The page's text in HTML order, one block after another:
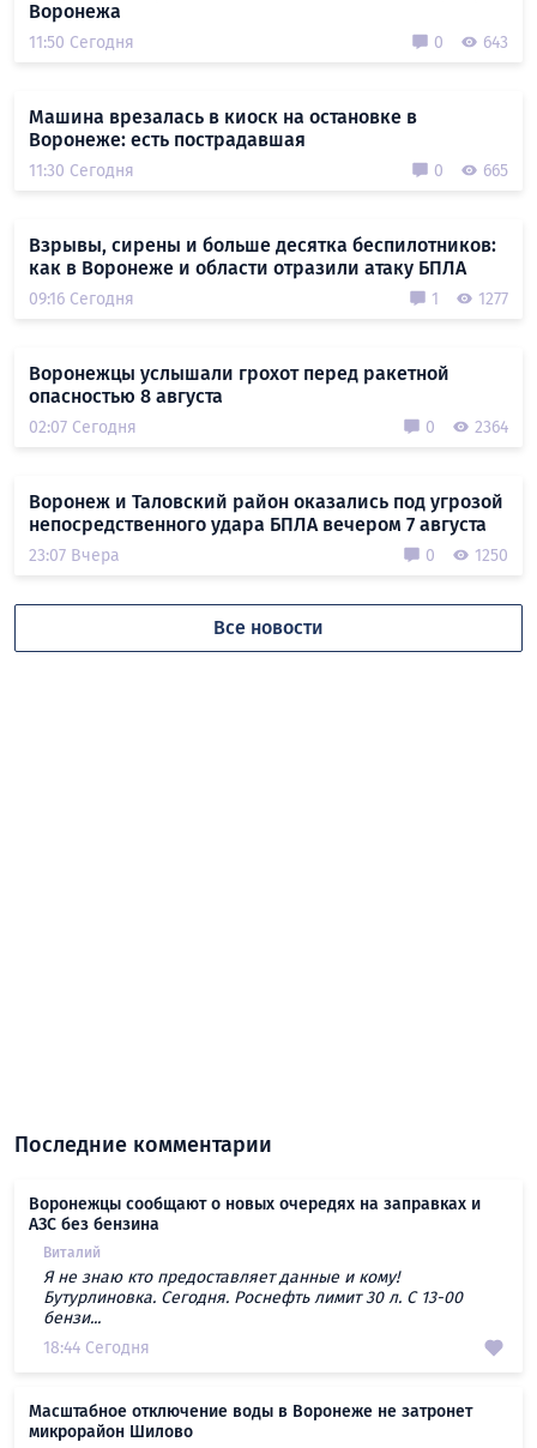
Воронежа
11:50 Сегодня 0 643
Машина врезалась в киоск на остановке в
Воронеже: есть пострадавшая
11:30 Сегодня 0 665
Взрывы, сирены и больше десятка беспилотников:
как в Воронеже и области отразили атаку БПЛА
09:16 Сегодня 1 1277
Воронежцы услышали грохот перед ракетной
опасностью 8 августа
02:07 Сегодня 0 2364
Воронеж и Таловский район оказались под угрозой
непосредственного удара БПЛА вечером 7 августа
23:07 Вчера 0 1250
Все новости
Последние комментарии
Воронежцы сообщают о новых очередях на заправках и
АЗС без бензина
Виталий
Я не знаю кто предоставляет данные и кому!
Бутурлиновка. Сегодня. Роснефть лимит 30 л. С 13-00
бензи...
18:44 Сегодня
Масштабное отключение воды в Воронеже не затронет
микрорайон Шилово